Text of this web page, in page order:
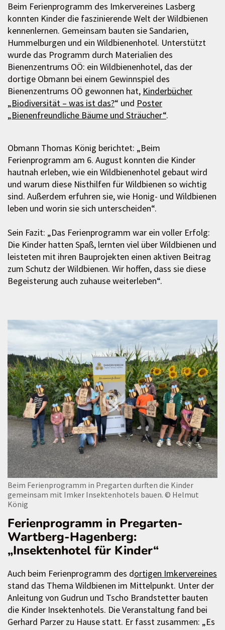
Beim Ferienprogramm des Imkervereines Lasberg
konnten Kinder die faszinierende Welt der Wildbienen
kennenlernen. Gemeinsam bauten sie Sandarien,
Hummelburgen und ein Wildbienenhotel. Unterstützt
wurde das Programm durch Materialien des
Bienenzentrums OÖ: ein Wildbienenhotel, das der
dortige Obmann bei einem Gewinnspiel des
Bienenzentrums OÖ gewonnen hat, Kinderbücher
„Biodiversität – was ist das?“ und Poster
„Bienenfreundliche Bäume und Sträucher“.
Obmann Thomas König berichtet: „Beim
Ferienprogramm am 6. August konnten die Kinder
hautnah erleben, wie ein Wildbienenhotel gebaut wird
und warum diese Nisthilfen für Wildbienen so wichtig
sind. Außerdem erfuhren sie, wie Honig- und Wildbienen
leben und worin sie sich unterscheiden“.
Sein Fazit: „Das Ferienprogramm war ein voller Erfolg:
Die Kinder hatten Spaß, lernten viel über Wildbienen und
leisteten mit ihren Bauprojekten einen aktiven Beitrag
zum Schutz der Wildbienen. Wir hoffen, dass sie diese
Begeisterung auch zuhause weiterleben“.
Beim Ferienprogramm in Pregarten durften die Kinder
gemeinsam mit Imker Insektenhotels bauen. © Helmut
König
Ferienprogramm in Pregarten-
Wartberg-Hagenberg:
„Insektenhotel für Kinder“
Auch beim Ferienprogramm des dortigen Imkervereines
stand das Thema Wildbienen im Mittelpunkt. Unter der
Anleitung von Gudrun und Tscho Brandstetter bauten
die Kinder Insektenhotels. Die Veranstaltung fand bei
Gerhard Parzer zu Hause statt. Er fasst zusammen: „Es